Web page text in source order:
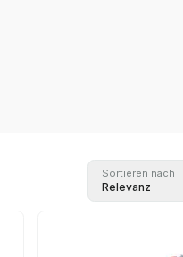
Sortieren nach
Relevanz